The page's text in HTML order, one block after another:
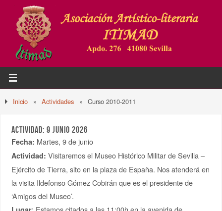
Inicio » Actividades » Curso 2010-2011
ACTIVIDAD: 9 JUNIO 2026
Fecha: Martes, 9 de junio
Actividad: Visitaremos el Museo Histórico Militar de Sevilla –
Ejército de Tierra, sito en la plaza de España. Nos atenderá en
la visita Ildefonso Gómez Cobirán que es el presidente de
‘Amigos del Museo’.